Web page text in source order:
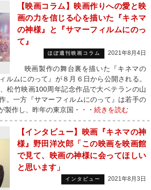
【映画コラム】映画作りへの愛と映
画の力を信じる心を描いた『キネマ
の神様』と『サマーフィルムにのっ
て』
ほぼ週刊映画コラム 2021年8月4日
映画製作の舞台裏を描いた『キネマの
ルムにのって』が８月６日から公開される。
松竹映画100周年記念作品で大ベテランの山
。一方『サマーフィルムにのって』は若手の
製作し、昨年の東京国・・・ 続きを読む
【インタビュー】映画『キネマの神
様』野田洋次郎「この映画を映画館
で見て、映画の神様に会ってほしい
と思います」
インタビュー 2021年8月3日